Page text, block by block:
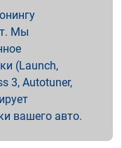
Мы
(Launch,
3, Autotuner,
вашего авто.